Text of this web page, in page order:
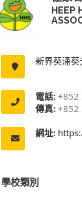
HEEP
新界葵涌
電話: +852
傳真: +852
網址:
學校類別